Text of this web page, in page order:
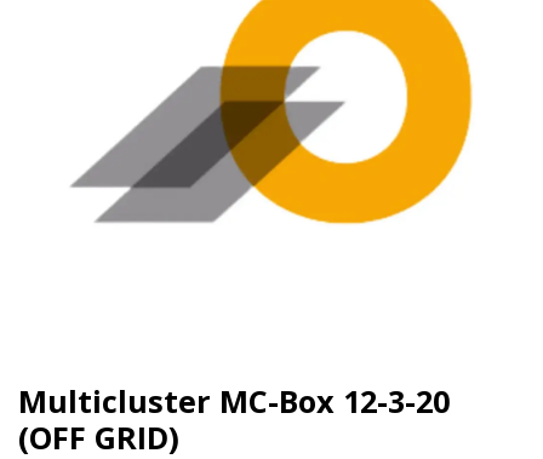
Multicluster MC-Box 12-3-20
(OFF GRID)